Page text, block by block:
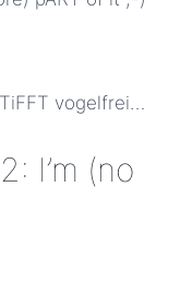
vogelfrei…
I’m (no